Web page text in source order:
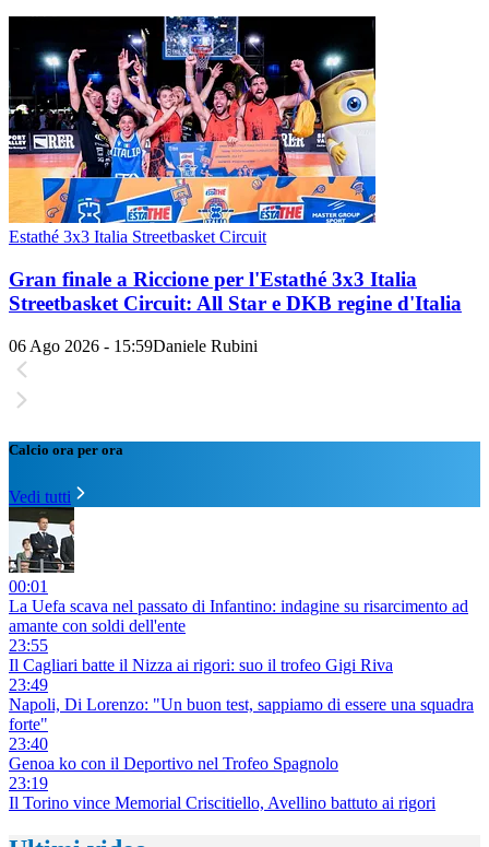
Estathé 3x3 Italia Streetbasket Circuit
Gran finale a Riccione per l'Estathé 3x3 Italia
Streetbasket Circuit: All Star e DKB regine d'Italia
06 Ago 2026 - 15:59Daniele Rubini
Calcio ora per ora
Vedi tutti
00:01
La Uefa scava nel passato di Infantino: indagine su risarcimento ad
amante con soldi dell'ente
23:55
Il Cagliari batte il Nizza ai rigori: suo il trofeo Gigi Riva
23:49
Napoli, Di Lorenzo: "Un buon test, sappiamo di essere una squadra
forte"
23:40
Genoa ko con il Deportivo nel Trofeo Spagnolo
23:19
Il Torino vince Memorial Criscitiello, Avellino battuto ai rigori